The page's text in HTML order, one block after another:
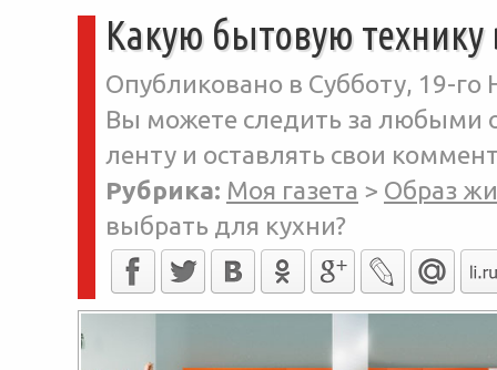
Какую бытовую технику
Опубликовано в Субботу, 19-го
Вы можете следить за любыми
ленту и оставлять свои
Рубрика: Моя газета > Образ
выбрать для кухни?